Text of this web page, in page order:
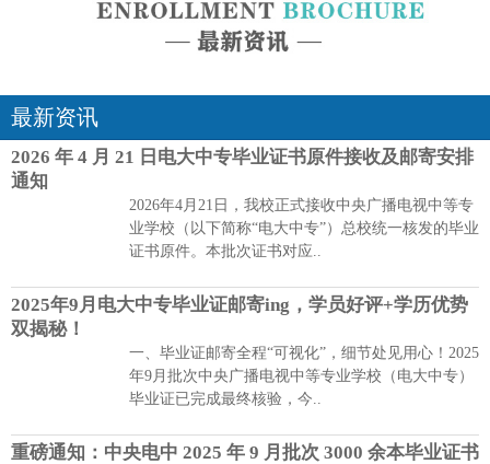
最新资讯
2026 年 4 月 21 日电大中专毕业证书原件接收及邮寄安排
通知
2026年4月21日，我校正式接收中央广播电视中等专
业学校（以下简称“电大中专”）总校统一核发的毕业
证书原件。本批次证书对应..
2025年9月电大中专毕业证邮寄ing，学员好评+学历优势
双揭秘！
一、毕业证邮寄全程“可视化”，细节处见用心！2025
年9月批次中央广播电视中等专业学校（电大中专）
毕业证已完成最终核验，今..
重磅通知：中央电中 2025 年 9 月批次 3000 余本毕业证书